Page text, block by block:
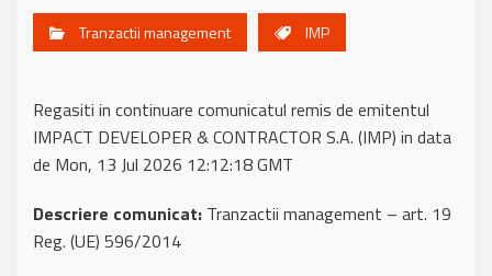
Tranzactii management IMP
Regasiti in continuare comunicatul remis de emitentul
IMPACT DEVELOPER & CONTRACTOR S.A. (IMP) in data
de Mon, 13 Jul 2026 12:12:18 GMT
Descriere comunicat: Tranzactii management – art. 19
Reg. (UE) 596/2014